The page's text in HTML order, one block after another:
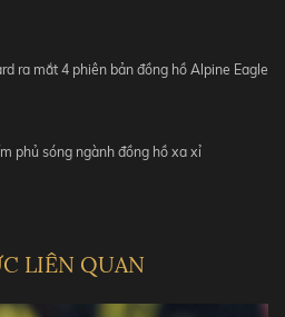
ra mắt 4 phiên bản đồng hồ Alpine Eagle
phủ sóng ngành đồng hồ xa xỉ
LIÊN QUAN